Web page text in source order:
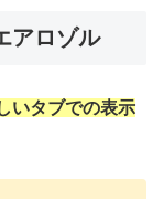
アロゾル
いタブでの表示